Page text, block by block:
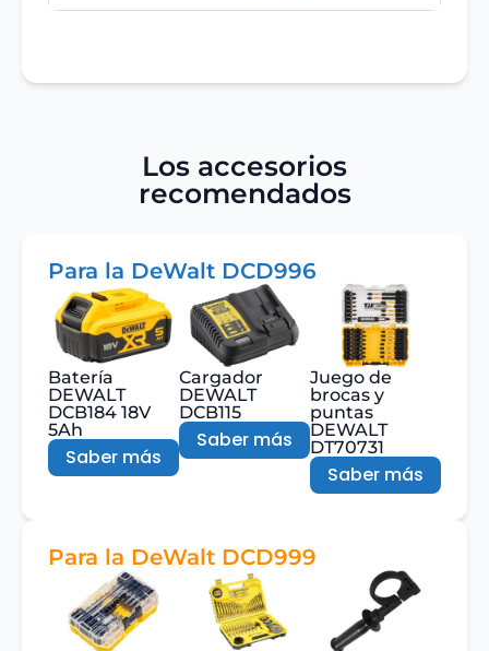
Los accesorios
recomendados
Para la DeWalt DCD996
Batería
DEWALT
DCB184 18V
5Ah
Saber más
Cargador
DEWALT
DCB115
Saber más
Juego de
brocas y
puntas
DEWALT
DT70731
Saber más
Para la DeWalt DCD999